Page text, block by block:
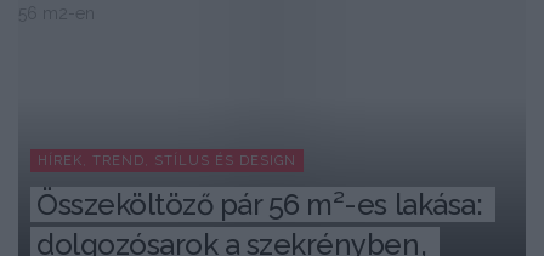
HÍREK, TREND, STÍLUS ÉS DESIGN
Összeköltöző pár 56 m²-es lakása:
dolgozósarok a szekrényben,